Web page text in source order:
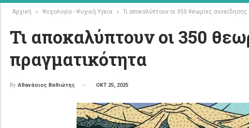
Αρχική Ψυχολογία - Ψυχική Υγεία Τι αποκαλύπτουν οι 350 θεωρίες συνείδησης
Τι αποκαλύπτουν οι 350
πραγματικότητα
By Αθανάσιος Βαθιώτης ΟΚΤ 25, 2025